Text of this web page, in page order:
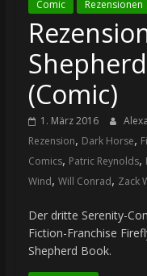
Comic Rezensionen
(Comic)
1. März 2016
Rezension, Dark Horse,
Comics, Patric Reynolds,
Wind, Will Conrad, Zack
Der dritte Serenity-
Fiction-Franchise
Shepherd Book.